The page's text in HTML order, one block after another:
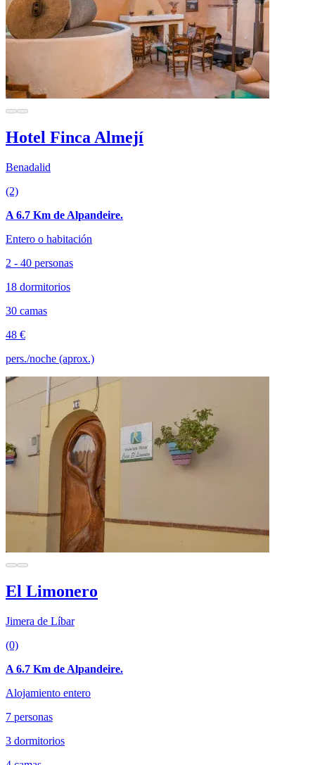
Hotel Finca Almejí
Benadalid
(2)
A 6.7 Km de Alpandeire.
Entero o habitación
2 - 40 personas
18 dormitorios
30 camas
48 €
pers./noche (aprox.)
El Limonero
Jimera de Líbar
(0)
A 6.7 Km de Alpandeire.
Alojamiento entero
7 personas
3 dormitorios